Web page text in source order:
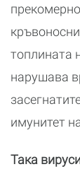
топлината
нарушава
имунитет
Така